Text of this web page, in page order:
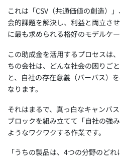
これは「CSV（共通価値の創造）
会的課題を解決し、利益と両立さ
に最も求められる格好のモデルケー
この助成金を活用するプロセスは
ちの会社は、どんな社会の困りご
と、自社の存在意義（パーパス）
なります。
それはまるで、真っ白なキャンバ
ブロックを組み立てて「自社の強
ようなワクワクする作業です。
「うちの製品は、4つの分野のどれ